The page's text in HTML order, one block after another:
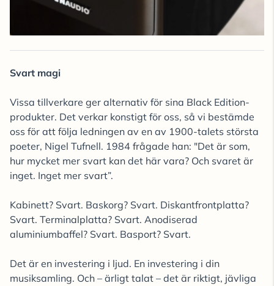
Svart magi
Vissa tillverkare ger alternativ för sina Black Edition-
produkter. Det verkar konstigt för oss, så vi bestämde
oss för att följa ledningen av en av 1900-talets största
poeter, Nigel Tufnell. 1984 frågade han: "Det är som,
hur mycket mer svart kan det här vara? Och svaret är
inget. Inget mer svart”.
Kabinett? Svart. Baskorg? Svart. Diskantfrontplatta?
Svart. Terminalplatta? Svart. Anodiserad
aluminiumbaffel? Svart. Basport? Svart.
Det är en investering i ljud. En investering i din
musiksamling. Och – ärligt talat – det är riktigt, jävliga